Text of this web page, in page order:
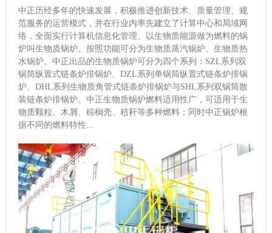
中正历经多年的快速发展，积极推进创新技术、质量管理、规
范服务的运营模式，并在行业内率先建立了计算中心和局域网
络，全面实行计算机信息化管理。以生物质能源做为燃料的锅
炉叫生物质锅炉。按照功能可分为生物质蒸汽锅炉、生物质热
水锅炉。中正出品的生物质锅炉可分为四个系列：SZL系列双
锅筒纵置式链条炉排锅炉、DZL系列单锅筒纵置式链条炉排锅
炉、DHL系列生物质角管式链条炉排锅炉与SHL系列双锅筒散
装链条炉排锅炉。中正生物质锅炉燃料适用性广，可适用于生
物质颗粒、木屑、棕榈壳、秸秆等多种燃料；同时中正锅炉根
据不同的燃料特性...